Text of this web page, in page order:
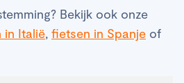
Bekijk ook onze
in Italië, fietsen in Spanje of